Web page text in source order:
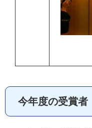
今年度の受賞者